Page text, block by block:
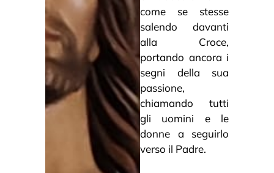
come se stesse
salendo davanti
alla Croce,
portando ancora i
segni della sua
passione,
chiamando tutti
gli uomini e le
donne a seguirlo
verso il Padre.